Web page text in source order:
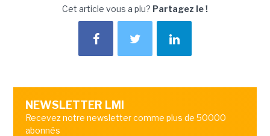
Cet article vous a plu? Partagez le !
NEWSLETTER LMI
Recevez notre newsletter comme plus de 50000
abonnés